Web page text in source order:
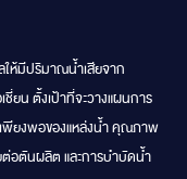
ห้มีปริมาณน้ำเสียจาก
ยน ตั้งเป้าที่จะวางแผนการ
พียงพอของแหล่งน้ำ คุณภาพ
อตันผลิต และการบำบัดน้ำ